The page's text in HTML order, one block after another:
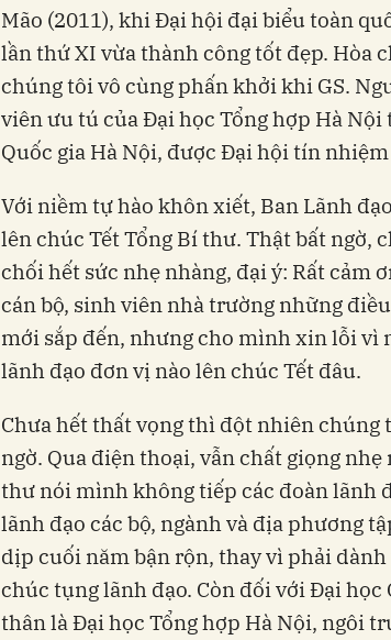
Mão (2011), khi Đại hội đại biểu toàn
lần thứ XI vừa thành công tốt đẹp. Hòa
chúng tôi vô cùng phấn khởi khi GS.
viên ưu tú của Đại học Tổng hợp Hà Nội
Quốc gia Hà Nội, được Đại hội tín
Với niềm tự hào khôn xiết, Ban Lãnh
lên chúc Tết Tổng Bí thư. Thật bất ngờ,
chối hết sức nhẹ nhàng, đại ý: Rất cảm
cán bộ, sinh viên nhà trường những
mới sắp đến, nhưng cho mình xin lỗi vì
lãnh đạo đơn vị nào lên chúc Tết đâu.
Chưa hết thất vọng thì đột nhiên
ngờ. Qua điện thoại, vẫn chất giọng
thư nói mình không tiếp các đoàn lãnh
lãnh đạo các bộ, ngành và địa phương
dịp cuối năm bận rộn, thay vì phải
chúc tụng lãnh đạo. Còn đối với Đại học
thân là Đại học Tổng hợp Hà Nội, ngôi